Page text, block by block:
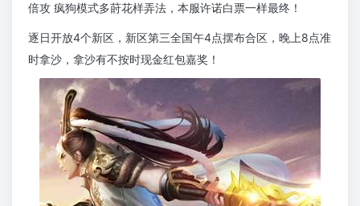
倍攻 疯狗模式多莳花样弄法，本服许诺白票一样最终！
逐日开放4个新区，新区第三全国午4点摆布合区，晚上8点准
时拿沙，拿沙有不按时现金红包嘉奖！